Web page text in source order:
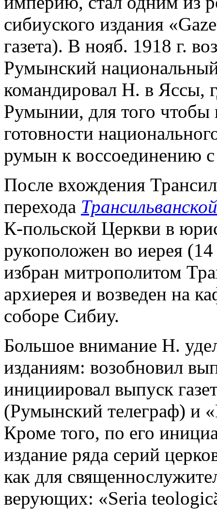
сибиуского издания
газета). В нояб. 1918 г.
Румынский
командировал Н. в Яссы,
Румынии, для того чтобы
готовности
румын к воссоединению
После вхождения
перехода
К-польской Церкви в
рукоположен во иерея
избран митрополитом
архиерея и возведен на
соборе Сибиу.
Большое внимание Н.
изданиям: возобновил
инициировал выпуск
(Румынский телеграф) и
Кроме того, по его
издание ряда серий
как для
верующих: «Seria